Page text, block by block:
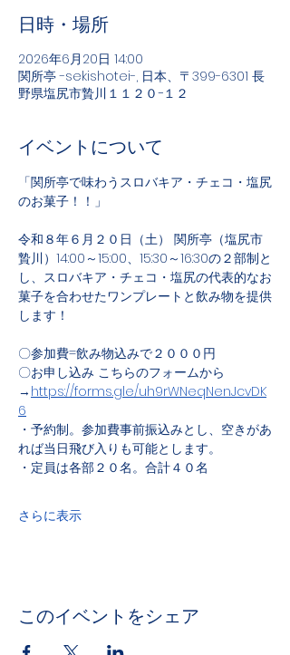
日時・場所
2026年6月20日 14:00
関所亭 -sekishotei-, 日本、〒399-6301 長
野県塩尻市贄川１１２０−１２
イベントについて
「関所亭で味わうスロバキア・チェコ・塩尻
のお菓子！！」
令和８年６月２０日（土） 関所亭（塩尻市
贄川）14:00～15:00、15:30～16:30の２部制と
し、スロバキア・チェコ・塩尻の代表的なお
菓子を合わせたワンプレートと飲み物を提供
します！
〇参加費=飲み物込みで２０００円
〇お申し込み こちらのフォームから
→ https://forms.gle/uh9rWNeqNenJcvDK
6
・予約制。参加費事前振込みとし、空きがあ
れば当日飛び入りも可能とします。
・定員は各部２０名。合計４０名
さらに表示
このイベントをシェア